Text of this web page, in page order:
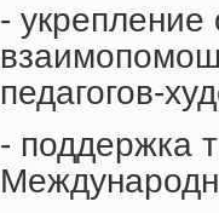
- укрепление
педагогов-
- поддержка